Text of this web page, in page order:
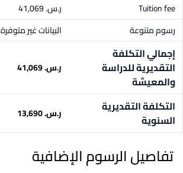
Tuition fee
ر.س.‏ 41,069
رسوم متنوعة
البيانات غير متوفرة
إجمالي التكلفة
التقديرية للدراسة
والمعيشة
ر.س.‏ 41,069
التكلفة التقديرية
السنوية
ر.س.‏ 13,690
تفاصيل الرسوم الإضافية